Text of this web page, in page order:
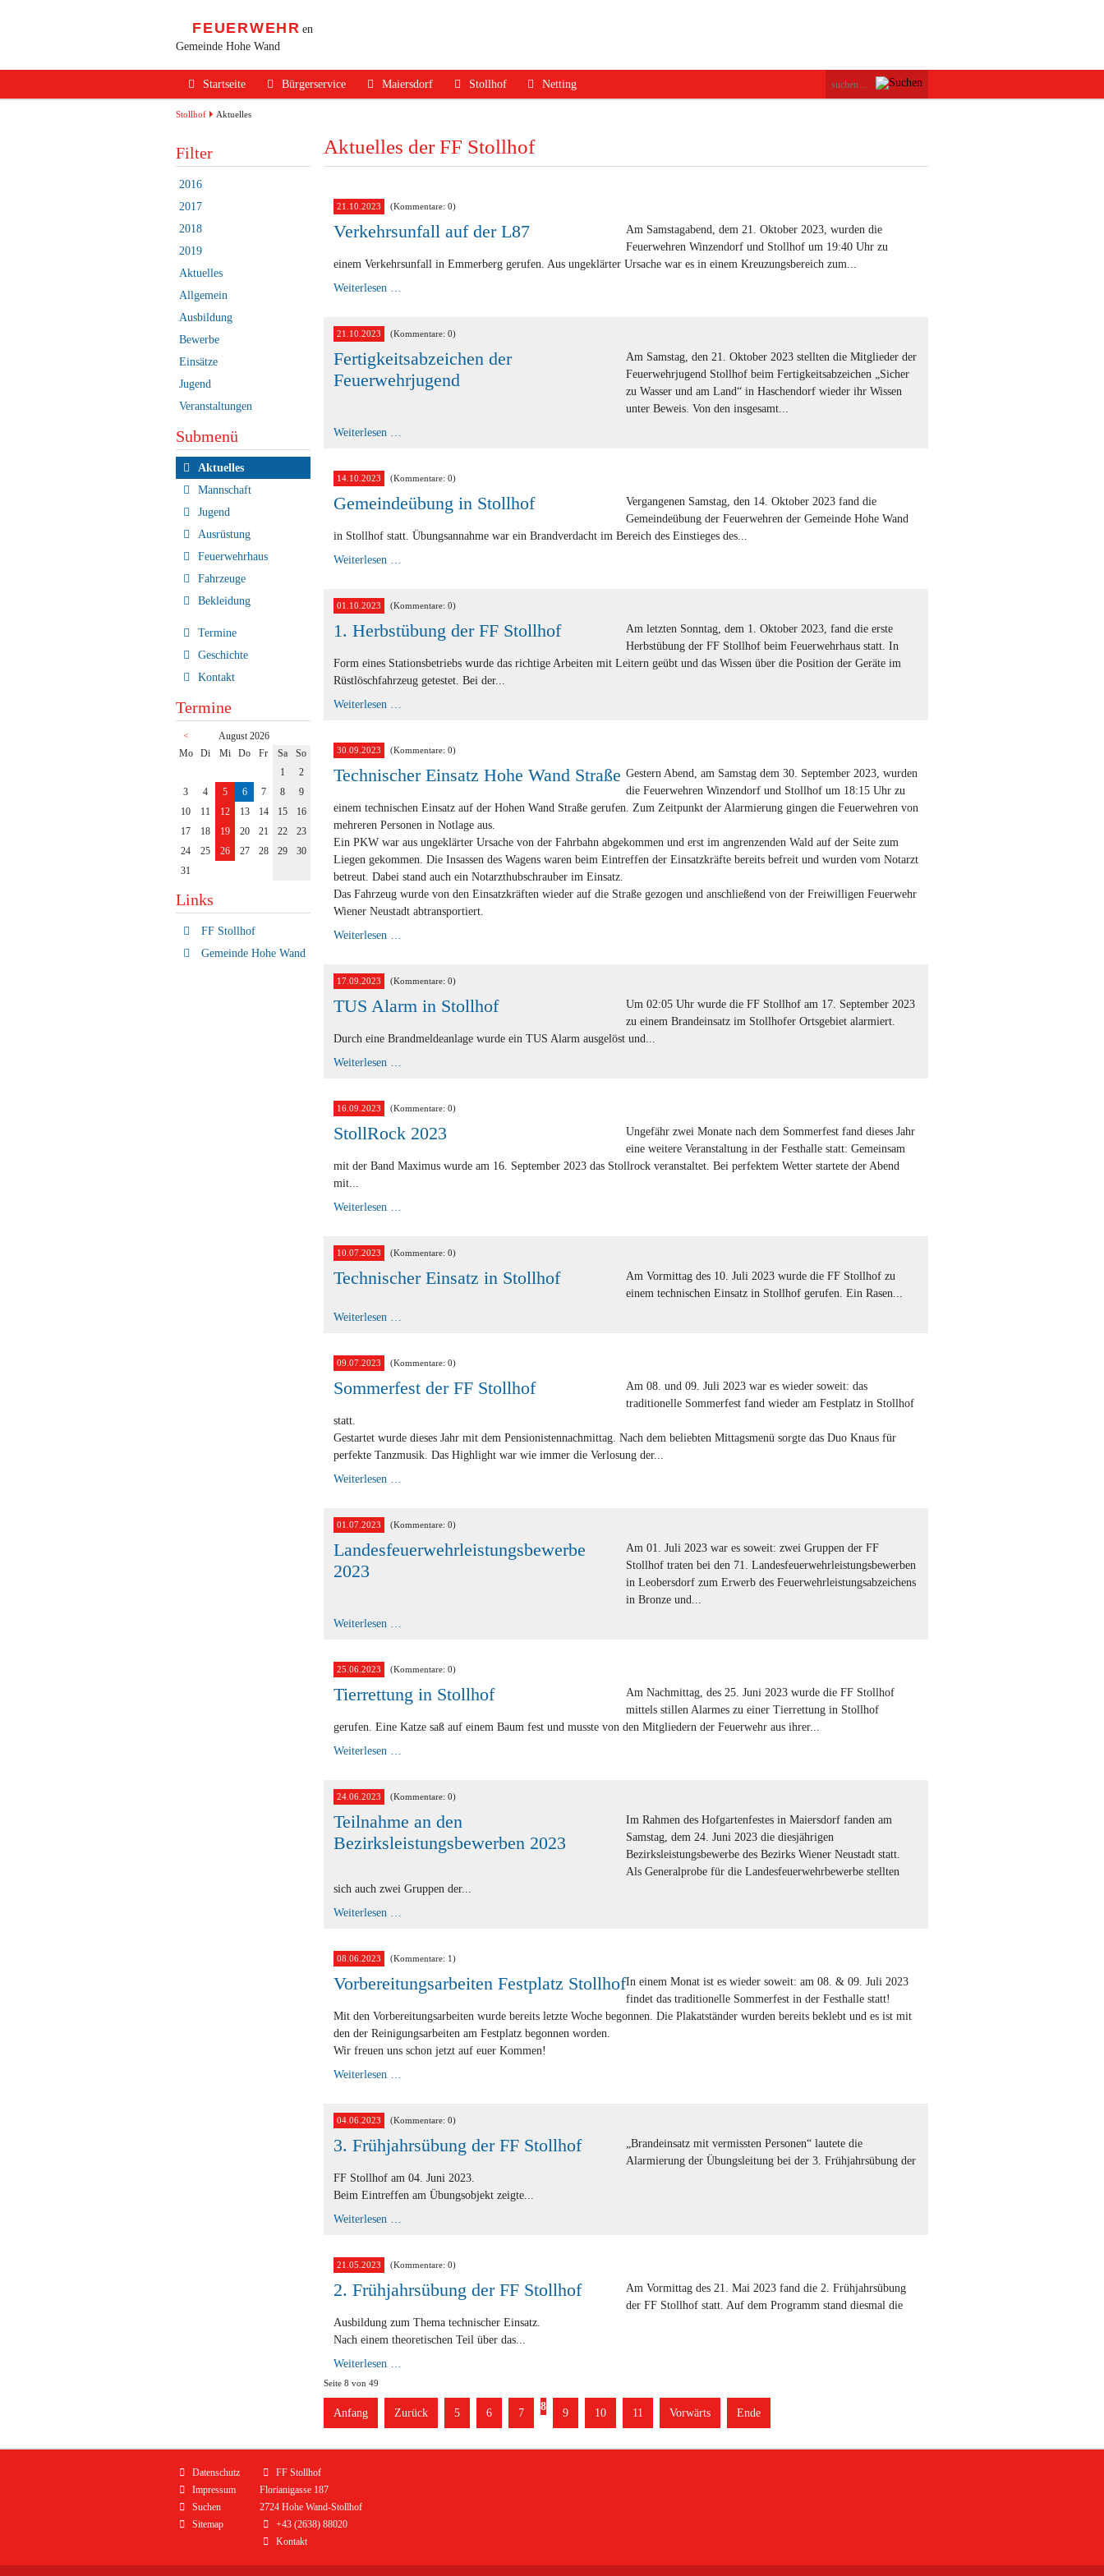
FEUERWEHR en
Gemeinde Hohe Wand
überspringen
Startseite Bürgerservice
Verhalten im Brandfall
Sicherheits Tipps
Verkehrsunfälle
Maiersdorf
Mannschaft
Ausrüstung
Termine
Geschichte
Kontakt
Stollhof
Mannschaft
Termine
Geschichte
Netting
Kontakt
Stollhof Aktuelles
Aktuelles der FF Stollhof
21.10.2023 (Kommentare: 0)
Verkehrsunfall auf der L87
Am Samstagabend, dem 21. Oktober 2023, wurden die
Feuerwehren Winzendorf und Stollhof um 19:40 Uhr zu
einem Verkehrsunfall in Emmerberg gerufen. Aus ungeklärter Ursache war es in einem Kreuzungsbereich zum...
Weiterlesen …
21.10.2023 (Kommentare: 0)
Fertigkeitsabzeichen der
Feuerwehrjugend
Am Samstag, den 21. Oktober 2023 stellten die Mitglieder der
Feuerwehrjugend Stollhof beim Fertigkeitsabzeichen „Sicher
zu Wasser und am Land“ in Haschendorf wieder ihr Wissen
unter Beweis. Von den insgesamt...
Weiterlesen …
14.10.2023 (Kommentare: 0)
Gemeindeübung in Stollhof
Vergangenen Samstag, den 14. Oktober 2023 fand die
Gemeindeübung der Feuerwehren der Gemeinde Hohe Wand
in Stollhof statt. Übungsannahme war ein Brandverdacht im Bereich des Einstieges des...
Weiterlesen …
01.10.2023 (Kommentare: 0)
1. Herbstübung der FF Stollhof
Am letzten Sonntag, dem 1. Oktober 2023, fand die erste
Herbstübung der FF Stollhof beim Feuerwehrhaus statt. In
Form eines Stationsbetriebs wurde das richtige Arbeiten mit Leitern geübt und das Wissen über die Position der Geräte im
Rüstlöschfahrzeug getestet. Bei der...
Weiterlesen …
Stollhof
30.09.2023 (Kommentare: 0)
Technischer Einsatz Hohe Wand Straße Gestern Abend, am Samstag dem 30. September 2023, wurden
die Feuerwehren Winzendorf und Stollhof um 18:15 Uhr zu
einem technischen Einsatz auf der Hohen Wand Straße gerufen. Zum Zeitpunkt der Alarmierung gingen die Feuerwehren von
mehreren Personen in Notlage aus.
Ein PKW war aus ungeklärter Ursache von der Fahrbahn abgekommen und erst im angrenzenden Wald auf der Seite zum
Liegen gekommen. Die Insassen des Wagens waren beim Eintreffen der Einsatzkräfte bereits befreit und wurden vom Notarzt
betreut. Dabei stand auch ein Notarzthubschrauber im Einsatz.
Das Fahrzeug wurde von den Einsatzkräften wieder auf die Straße gezogen und anschließend von der Freiwilligen Feuerwehr
Wiener Neustadt abtransportiert.
Weiterlesen …
Straße
17.09.2023 (Kommentare: 0)
TUS Alarm in Stollhof
Um 02:05 Uhr wurde die FF Stollhof am 17. September 2023
zu einem Brandeinsatz im Stollhofer Ortsgebiet alarmiert.
Durch eine Brandmeldeanlage wurde ein TUS Alarm ausgelöst und...
Weiterlesen …
16.09.2023 (Kommentare: 0)
StollRock 2023
Ungefähr zwei Monate nach dem Sommerfest fand dieses Jahr
eine weitere Veranstaltung in der Festhalle statt: Gemeinsam
mit der Band Maximus wurde am 16. September 2023 das Stollrock veranstaltet. Bei perfektem Wetter startete der Abend
mit...
Weiterlesen …
10.07.2023 (Kommentare: 0)
Technischer Einsatz in Stollhof
Am Vormittag des 10. Juli 2023 wurde die FF Stollhof zu
einem technischen Einsatz in Stollhof gerufen. Ein Rasen...
Weiterlesen …
09.07.2023 (Kommentare: 0)
Sommerfest der FF Stollhof
Am 08. und 09. Juli 2023 war es wieder soweit: das
traditionelle Sommerfest fand wieder am Festplatz in Stollhof
statt.
Gestartet wurde dieses Jahr mit dem Pensionistennachmittag. Nach dem beliebten Mittagsmenü sorgte das Duo Knaus für
perfekte Tanzmusik. Das Highlight war wie immer die Verlosung der...
Weiterlesen …
01.07.2023 (Kommentare: 0)
Landesfeuerwehrleistungsbewerbe
2023
Am 01. Juli 2023 war es soweit: zwei Gruppen der FF
Stollhof traten bei den 71. Landesfeuerwehrleistungsbewerben
in Leobersdorf zum Erwerb des Feuerwehrleistungsabzeichens
in Bronze und...
Weiterlesen …
25.06.2023 (Kommentare: 0)
Tierrettung in Stollhof
Am Nachmittag, des 25. Juni 2023 wurde die FF Stollhof
mittels stillen Alarmes zu einer Tierrettung in Stollhof
gerufen. Eine Katze saß auf einem Baum fest und musste von den Mitgliedern der Feuerwehr aus ihrer...
Weiterlesen …
24.06.2023 (Kommentare: 0)
Teilnahme an den
Bezirksleistungsbewerben 2023
Im Rahmen des Hofgartenfestes in Maiersdorf fanden am
Samstag, dem 24. Juni 2023 die diesjährigen
Bezirksleistungsbewerbe des Bezirks Wiener Neustadt statt.
Als Generalprobe für die Landesfeuerwehrbewerbe stellten
sich auch zwei Gruppen der...
Weiterlesen …
2023
08.06.2023 (Kommentare: 1)
Vorbereitungsarbeiten Festplatz StollhofIn einem Monat ist es wieder soweit: am 08. & 09. Juli 2023
findet das traditionelle Sommerfest in der Festhalle statt!
Mit den Vorbereitungsarbeiten wurde bereits letzte Woche begonnen. Die Plakatständer wurden bereits beklebt und es ist mit
den der Reinigungsarbeiten am Festplatz begonnen worden.
Wir freuen uns schon jetzt auf euer Kommen!
Weiterlesen …
04.06.2023 (Kommentare: 0)
3. Frühjahrsübung der FF Stollhof
„Brandeinsatz mit vermissten Personen“ lautete die
Alarmierung der Übungsleitung bei der 3. Frühjahrsübung der
FF Stollhof am 04. Juni 2023.
Beim Eintreffen am Übungsobjekt zeigte...
Weiterlesen …
Stollhof
21.05.2023 (Kommentare: 0)
2. Frühjahrsübung der FF Stollhof
Am Vormittag des 21. Mai 2023 fand die 2. Frühjahrsübung
der FF Stollhof statt. Auf dem Programm stand diesmal die
Ausbildung zum Thema technischer Einsatz.
Nach einem theoretischen Teil über das...
Weiterlesen …
FF
Stollhof
Seite 8 von 49
Anfang Zurück 5 6 7
8
9 10 11 Vorwärts Ende
Filter
2016
2017
2018
2019
Aktuelles
Allgemein
Ausbildung
Bewerbe
Einsätze
Jugend
Veranstaltungen
Submenü
Navigation
überspringen
Aktuelles
Mannschaft
Jugend
Ausrüstung
Feuerwehrhaus
Fahrzeuge
Bekleidung
Termine
Geschichte
Kontakt
Termine
<
August 2026
Montag
Dienstag
Mittwoch
Donnerstag
Freitag
Samstag
Sonntag
1
2
3
4 5 6 7 8
9
10
11 12 13 14 15
16
17
18 19 20 21 22
23
24
25 26 27 28 29
30
31
Links
FF Stollhof
Gemeinde Hohe Wand
Navigation
überspringen
Datenschutz
Impressum
Suchen
Sitemap
FF Stollhof
Florianigasse 187
2724 Hohe Wand-Stollhof
+43 (2638) 88020
Kontakt